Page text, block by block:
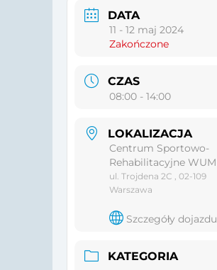
DATA
11 - 12 maj 2024
Zakończone
CZAS
08:00 - 14:00
LOKALIZACJA
Centrum Sportowo-
Rehabilitacyjne WUM
ul. Trojdena 2C , 02-109
Warszawa
Szczegóły dojazdu
KATEGORIA